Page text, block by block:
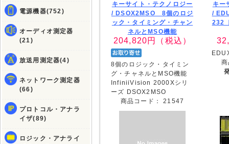
電源機器(752)
オーディオ測定器
(21)
放送用測定器(4)
ネットワーク測定器
(66)
プロトコル・アナラ
イザ(89)
ロジック・アナライ
キーサイト・テクノロジー
/ DSOX2MSO 8個のロジ
ック・タイミング・チャン
ネルとMSO機能
204,820円（税込）
8個のロジック・タイミン
グ・チャネルとMSO機能
InfiniiVision 2000Xシリ
ーズ DSOX2MSO
商品コード：21547
キー
/
232